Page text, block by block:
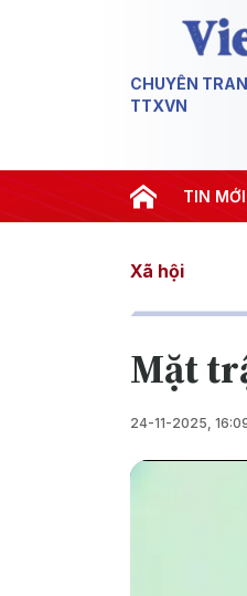
CHUYÊN
TTXVN
TIN MỚI
#Hội nghị Trung ương 3
Xã hội
Mặt
24-11-2025,